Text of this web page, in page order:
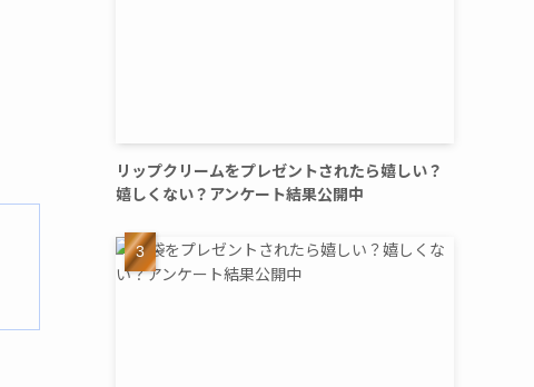
リップクリームをプレゼントされたら嬉しい？
嬉しくない？アンケート結果公開中